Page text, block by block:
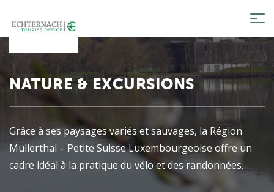
NATURE & EXCURSIONS
Grâce à ses paysages variés et sauvages, la Région
Mullerthal – Petite Suisse Luxembourgeoise offre un
cadre idéal à la pratique du vélo et des randonnées.